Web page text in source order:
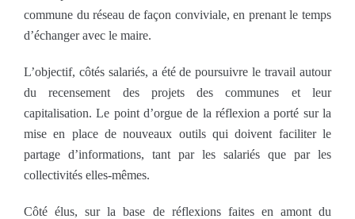
commune du réseau de façon conviviale, en prenant le temps
d’échanger avec le maire.
L’objectif, côtés salariés, a été de poursuivre le travail autour
du recensement des projets des communes et leur
capitalisation. Le point d’orgue de la réflexion a porté sur la
mise en place de nouveaux outils qui doivent faciliter le
partage d’informations, tant par les salariés que par les
collectivités elles-mêmes.
Côté élus, sur la base de réflexions faites en amont du